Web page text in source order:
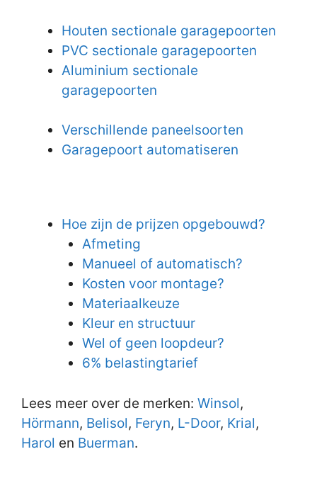
Houten sectionale garagepoorten
PVC sectionale garagepoorten
Aluminium sectionale
garagepoorten
Verschillende paneelsoorten
Garagepoort automatiseren
Hoe zijn de prijzen opgebouwd?
Afmeting
Manueel of automatisch?
Kosten voor montage?
Materiaalkeuze
Kleur en structuur
Wel of geen loopdeur?
6% belastingtarief
Lees meer over de merken: Winsol,
Hörmann, Belisol, Feryn, L-Door, Krial,
Harol en Buerman.